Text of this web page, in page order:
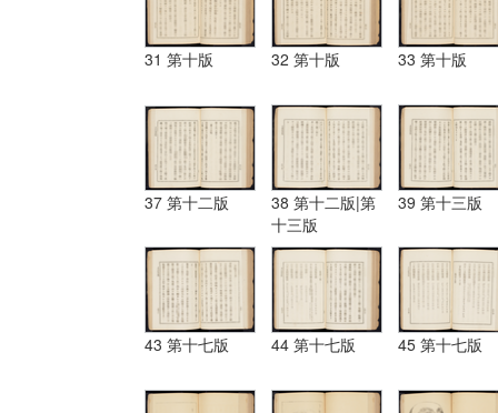
31 第十版 32 第十版 33 第十版
37 第十二版
38 第十二版|第
十三版
39 第十三版
43 第十七版 44 第十七版 45 第十七版